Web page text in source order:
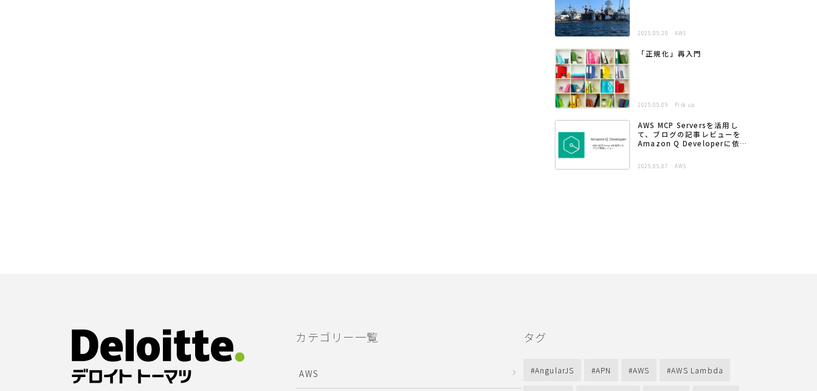
2025.05.20 AWS
「正規化」再入門
2025.05.09 Pick up
AWS MCP Serversを活用し
て、ブログの記事レビューを
Amazon Q Developerに依頼
2025.05.07 AWS
カテゴリー一覧
AWS
タグ
AngularJS APN AWS AWS Lambda